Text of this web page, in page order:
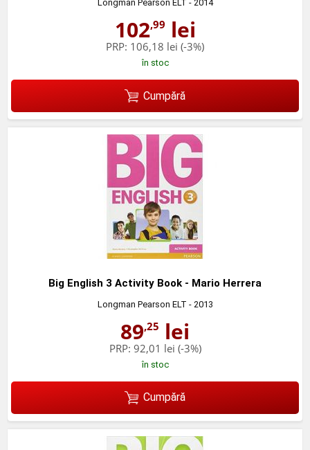
Longman Pearson ELT - 2014
102,99 lei
PRP: 106,18 lei (-3%)
în stoc
Cumpără
Big English 3 Activity Book - Mario Herrera
Longman Pearson ELT - 2013
89,25 lei
PRP: 92,01 lei (-3%)
în stoc
Cumpără